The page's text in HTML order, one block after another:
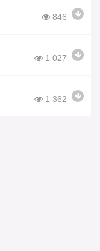
846
1 027
1 362